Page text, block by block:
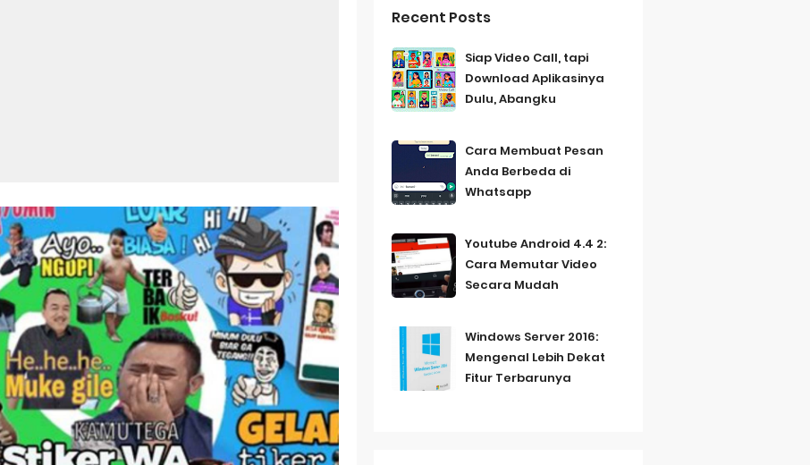
Windows 10: Solusi Terbaik Untuk Kebutuhan Komputasi Anda
Pemersatu Bangsa
Universal: Solusi Praktis Untuk Kendaraan Anda
Cara Mudah Membuat Dan Menyimpan Foto Grup Whatsapp
Windows 10
Panggilan Di Ig
Android: Apa Itu Dan Bagaimana Cara Menggunakannya
Pasangan: Cara Terbaik Untuk Menjaga Hubungan
Recent Posts
Siap Video Call, tapi
Download Aplikasinya
Dulu, Abangku
Cara Membuat Pesan
Anda Berbeda di
Whatsapp
Youtube Android 4.4 2:
Cara Memutar Video
Secara Mudah
Windows Server 2016:
Mengenal Lebih Dekat
Fitur Terbarunya